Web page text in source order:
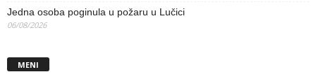
Jedna osoba poginula u požaru u Lučici
06/08/2026
MENI